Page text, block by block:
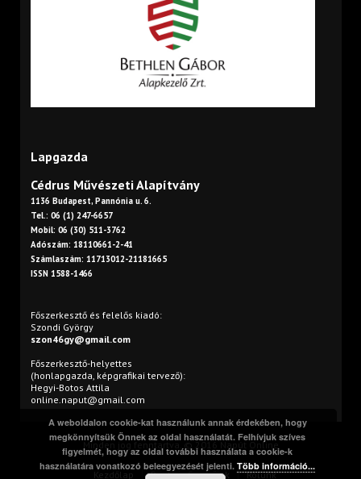
Lapgazda
Cédrus Művészeti Alapítvány
1136 Budapest, Pannónia u. 6.
Tel.: 06 (1) 247-6657
Mobil: 06 (30) 511-3762
Adószám: 18110661-2-41
Számlaszám: 11713012-21181665
ISSN 1588-1466
Főszerkesztő és felelős kiadó:
Szondi György
szon46gy@gmail.com
Főszerkesztő-helyettes
(honlapgazda, képgrafikai tervező):
Hegyi-Botos Attila
online.naput@gmail.com
Minden jog fenntartva. © 2016 Napút Online
Kezdőlap Print Szerzőink Rólunk
A weboldalon cookie-kat használunk annak érdekében, hogy
megkönnyítsük Önnek az oldal használatát. Felhívjuk szíves
figyelmét, hogy az oldal további használata a cookie-k
használatára vonatkozó beleegyezését jelenti.Több információ...